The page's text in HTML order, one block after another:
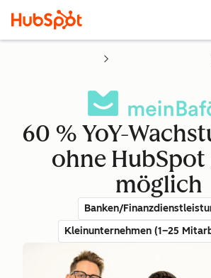
60 % YoY-
ohne
möglich
Banken/
Kleinunternehmen (1–25